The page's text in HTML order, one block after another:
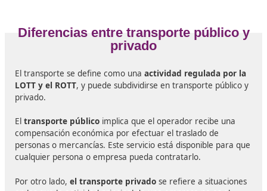
transporte y temario
La competencia profesional para el transporte se
cualificación necesaria para llevar a cabo el transporte
público de pasajeros en autobuses que cuenten con
plazas (incluida la del conductor) o el transporte de
kg. Esta habilitación también es conocida como
profesional en transporte.